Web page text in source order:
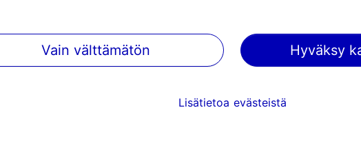
Tallinnassa tapahtuu
Saa tietoa tulevista
Vain välttämätön Hyväksy
Lisätietoa evästeistä